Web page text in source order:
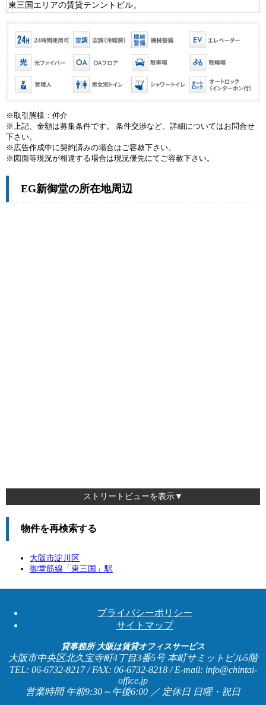
東三国エリアの賃貸テンントビル。
※取引態様：仲介
※上記、金額は募集条件です。 条件交渉など、詳細についてはお問合せ
下さい。
※広告作成中に契約済みの場合はご容赦下さい。
※図面等現況が相違する場合は現況優先にてご容赦下さい。
EG新御堂の所在地周辺
ストリートビューを表示▼
物件を再検索する
大阪市淀川区
御堂筋線「 東三国 」駅
プライバシーポリシー
サイトマップ
貸事務所 大阪は賃貸オフィスサービス
大阪市中央区北久宝寺町4丁目3番5号 本町サミットビル5階
TEL: 06-6732-8217 / FAX: 06-6732-8218 / E-mail: info@chintai-
office.jp
営業時間 午前9:30～午後6:00 ／ 定休日 日曜・祝日